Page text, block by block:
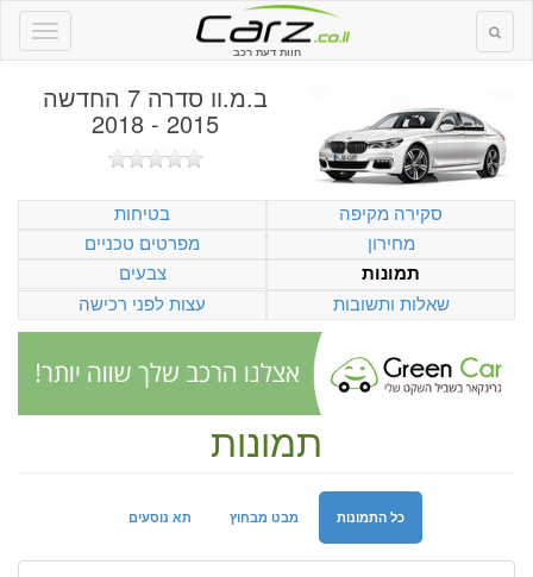
חוות דעת רכב
ב.מ.וו סדרה 7 החדשה
2015 - 2018
סקירה מקיפה
בטיחות
מחירון
מפרטים טכניים
תמונות
צבעים
שאלות ותשובות
עצות לפני רכישה
תמונות
תא נוסעים מבט מבחוץ כל התמונות